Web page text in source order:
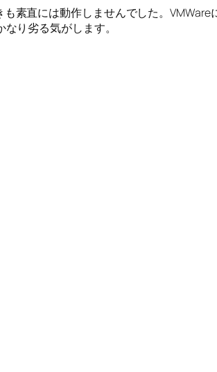
素直には動作しませんでした。
り劣る気がします。